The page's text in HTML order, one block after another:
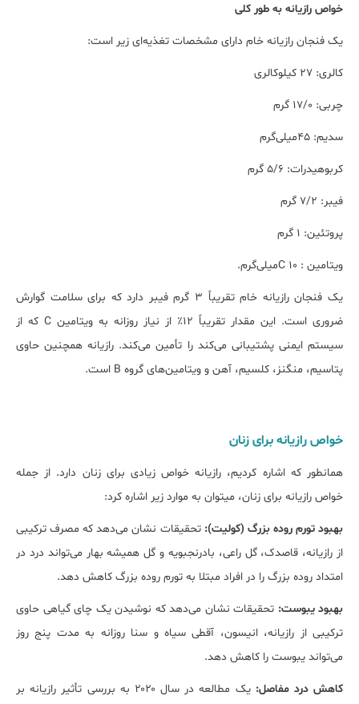
خواص رازیانه به طور کلی
یک فنجان رازیانه خام دارای مشخصات تغذیه‌ای زیر است:
کالری: ۲۷ کیلوکالری
چربی: ۱۷/۰ گرم
سدیم: ۴۵میلی‌گرم
کربوهیدرات: ۵/۶ گرم
فیبر: ۷/۲ گرم
پروتئین: ۱ گرم
ویتامین : C ۱۰میلی‌گرم.
یک فنجان رازیانه خام تقریباً ۳ گرم فیبر دارد که برای سلامت گوارش
ضروری است. این مقدار تقریباً ۱۲٪ از نیاز روزانه به ویتامین C که از
سیستم ایمنی پشتیبانی می‌کند را تأمین می‌کند. رازیانه همچنین حاوی
پتاسیم، منگنز، کلسیم، آهن و ویتامین‌های گروه B است.
خواص رازیانه برای زنان
همانطور که اشاره کردیم، رازیانه خواص زیادی برای زنان دارد. از جمله
خواص رازیانه برای زنان، می‎توان به موارد زیر اشاره کرد:
بهبود تورم روده بزرگ (کولیت): تحقیقات نشان می‌دهد که مصرف ترکیبی
از رازیانه، قاصدک، گل راعی، بادرنجبویه و گل همیشه بهار می‌تواند درد در
امتداد روده بزرگ را در افراد مبتلا به تورم روده بزرگ کاهش دهد.
بهبود یبوست: تحقیقات نشان می‌دهد که نوشیدن یک چای گیاهی حاوی
ترکیبی از رازیانه، انیسون، آقطی سیاه و سنا روزانه به مدت پنج روز
می‌تواند یبوست را کاهش دهد.
کاهش درد مفاصل:
یک مطالعه در سال ۲۰۲۰ به بررسی تأثیر رازیانه بر